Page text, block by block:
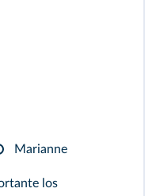
Marianne
los